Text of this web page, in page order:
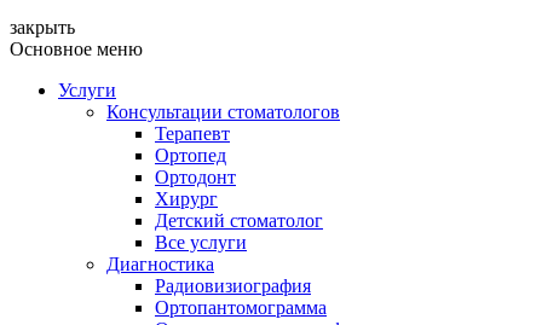
закрыть
Основное меню
Услуги
Консультации стоматологов
Терапевт
Ортопед
Ортодонт
Хирург
Детский стоматолог
Все услуги
Диагностика
Радиовизиография
Ортопантомограмма